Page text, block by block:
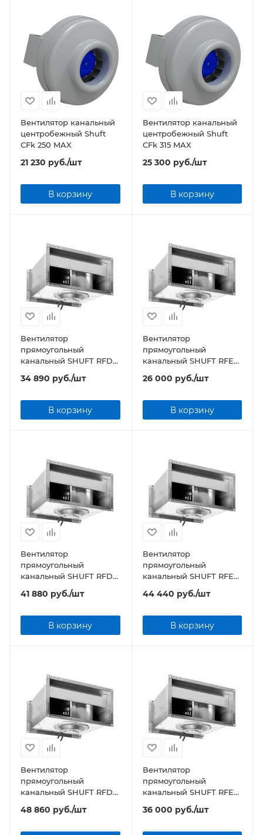
Вентилятор канальный
центробежный Shuft
CFk 250 MAX
21 230 руб./шт
В корзину
Вентилятор канальный
центробежный Shuft
CFk 315 MAX
25 300 руб./шт
В корзину
Вентилятор
прямоугольный
канальный SHUFT RFD
400х200-4 VIM
34 890 руб./шт
В корзину
Вентилятор
прямоугольный
канальный SHUFT RFE
400х200-4 VIM
26 000 руб./шт
В корзину
Вентилятор
прямоугольный
канальный SHUFT RFD
500х250-4 VIM
41 880 руб./шт
В корзину
Вентилятор
прямоугольный
канальный SHUFT RFE
500х250-4 VIM
44 440 руб./шт
В корзину
Вентилятор
прямоугольный
канальный SHUFT RFD
500х300-4 VIM
48 860 руб./шт
Вентилятор
прямоугольный
канальный SHUFT RFE
500х300-4 VIM
36 000 руб./шт